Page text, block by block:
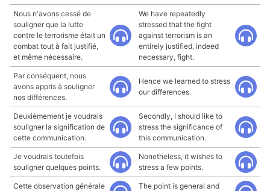
Nous n'avons cessé de
souligner que la lutte
contre le terrorisme était un
combat tout à fait justifié,
et même nécessaire.
We have repeatedly
stressed that the fight
against terrorism is an
entirely justified, indeed
necessary, fight.
Par conséquent, nous
avons appris à souligner
nos différences.
Hence we learned to stress
our differences.
Deuxièmement je voudrais
souligner la signification de
cette communication.
Secondly, I should like to
stress the significance of
this communication.
Je voudrais toutefois
souligner quelques points.
Nonetheless, it wishes to
stress a few points.
Cette observation générale
The point is general and